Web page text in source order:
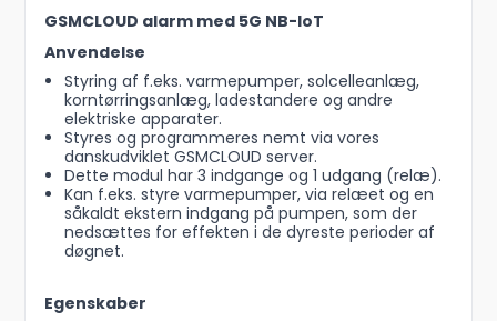
GSMCLOUD alarm med 5G NB-IoT
Anvendelse
Styring af f.eks. varmepumper, solcelleanlæg,
korntørringsanlæg, ladestandere og andre
elektriske apparater.
Styres og programmeres nemt via vores
danskudviklet GSMCLOUD server.
Dette modul har 3 indgange og 1 udgang (relæ).
Kan f.eks. styre varmepumper, via relæet og en
såkaldt ekstern indgang på pumpen, som der
nedsættes for effekten i de dyreste perioder af
døgnet.
Egenskaber